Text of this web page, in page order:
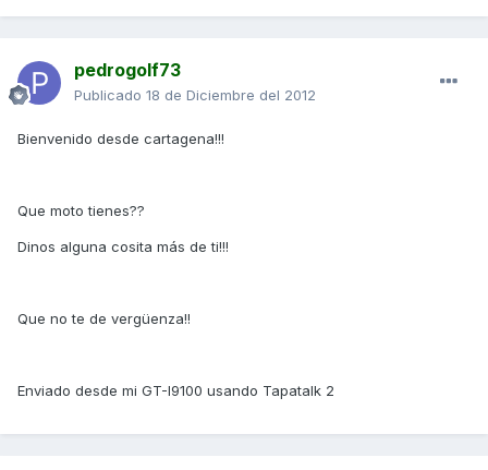
pedrogolf73
Publicado 18 de Diciembre del 2012
Bienvenido desde cartagena!!!
Que moto tienes??
Dinos alguna cosita más de ti!!!
Que no te de vergüenza!!
Enviado desde mi GT-I9100 usando Tapatalk 2